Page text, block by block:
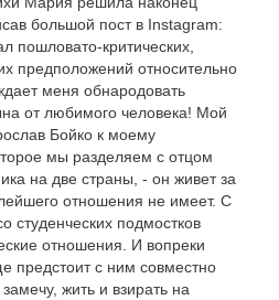
большой пост в Instagram:
пошловато-критических,
предположений относительно
меня обнародовать
от любимого человека! Мой
Бойко к моему
мы разделяем с отцом
на две страны, - он живет за
отношения не имеет. С
студенческих подмостков
отношения. И вопреки
предстоит с ним совместно
жить и взирать на